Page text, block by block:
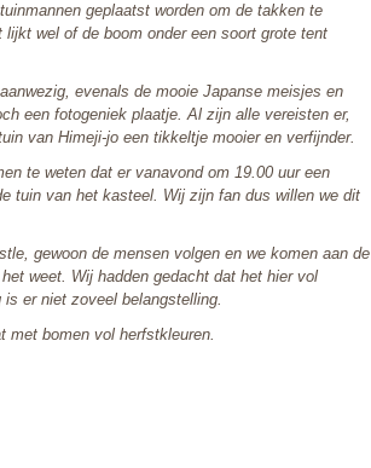
geplaatst worden om de takken te
wel of de boom onder een soort grote tent
evenals de mooie Japanse meisjes en
een fotogeniek plaatje. Al zijn alle vereisten er,
van Himeji-jo een tikkeltje mooier en verfijnder.
te weten dat er vanavond om 19.00 uur een
tuin van het kasteel. Wij zijn fan dus willen we dit
gewoon de mensen volgen en we komen aan de
weet. Wij hadden gedacht dat het hier vol
er niet zoveel belangstelling.
met bomen vol herfstkleuren.